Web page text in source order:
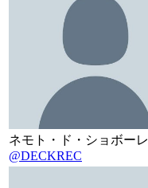
ネモト・ド・ショボーレ
@DECKREC